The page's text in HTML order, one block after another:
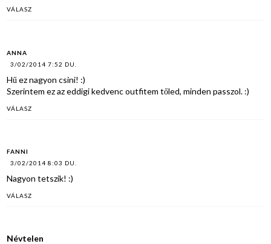
VÁLASZ
ANNA
3/02/2014 7:52 DU.
Hű ez nagyon csini! :)
Szerintem ez az eddigi kedvenc outfitem tőled, minden passzol. :)
VÁLASZ
FANNI
3/02/2014 8:03 DU.
Nagyon tetszik! :)
VÁLASZ
Névtelen